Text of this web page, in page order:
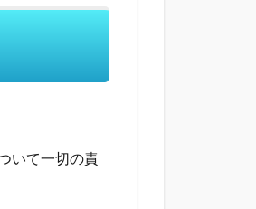
いて一切の責